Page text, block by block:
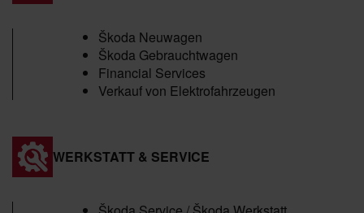
Škoda Neuwagen
Škoda Gebrauchtwagen
Financial Services
Verkauf von Elektrofahrzeugen
WERKSTATT & SERVICE